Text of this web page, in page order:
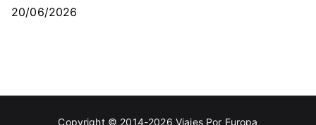
20/06/2026
Copyright © 2014-2026 Viajes Por Europa